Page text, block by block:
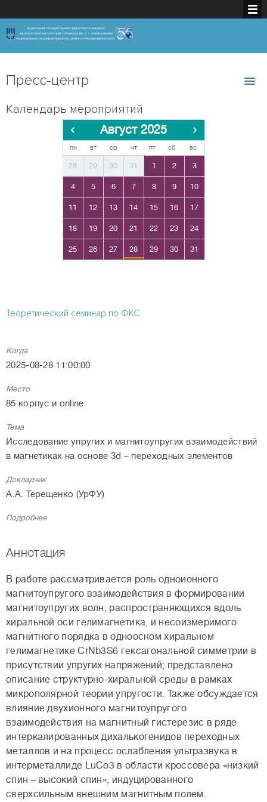
Пресс-центр
Календарь мероприятий
Август 2025
пн вт ср чт пт сб вс
28 29 30 31 1 2 3
4 5 6 7 8 9 10
11 12 13 14 15 16 17
18 19 20 21 22 23 24
25 26 27 28 29 30 31
Теоретический семинар по ФКС
Когда
2025-08-28 11:00:00
Место
85 корпус и online
Тема
Исследование упругих и магнитоупругих взаимодействий
в магнетиках на основе 3d – переходных элементов
Докладчик
А.А. Терещенко (УрФУ)
Подробнее
Аннотация
В работе рассматривается роль одноионного
магнитоупругого взаимодействия в формировании
магнитоупругих волн, распространяющихся вдоль
хиральной оси гелимагнетика, и несоизмеримого
магнитного порядка в одноосном хиральном
гелимагнетике CrNb3S6 гексагональной симметрии в
присутствии упругих напряжений; представлено
описание структурно-хиральной среды в рамках
микрополярной теории упругости. Также обсуждается
влияние двухионного магнитоупругого
взаимодействия на магнитный гистерезис в ряде
интеркалированных дихалькогенидов переходных
металлов и на процесс ослабления ультразвука в
интерметаллиде LuCo3 в области кроссовера «низкий
спин – высокий спин», индуцированного
сверхсильным внешним магнитным полем.